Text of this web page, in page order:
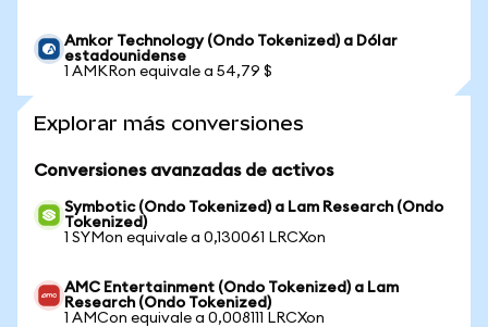
Amkor Technology (Ondo Tokenized) a Dólar
estadounidense
1 AMKRon equivale a 54,79 $
Explorar más conversiones
Conversiones avanzadas de activos
Symbotic (Ondo Tokenized) a Lam Research (Ondo
Tokenized)
1 SYMon equivale a 0,130061 LRCXon
AMC Entertainment (Ondo Tokenized) a Lam
Research (Ondo Tokenized)
1 AMCon equivale a 0,008111 LRCXon